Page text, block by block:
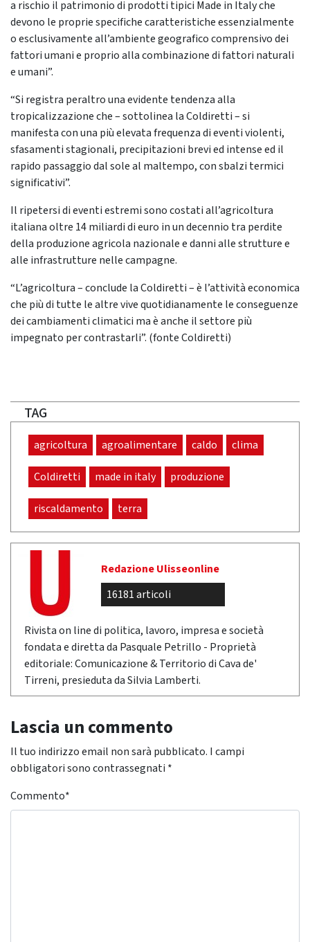
a rischio il patrimonio di prodotti tipici Made in Italy che
devono le proprie specifiche caratteristiche essenzialmente
o esclusivamente all’ambiente geografico comprensivo dei
fattori umani e proprio alla combinazione di fattori naturali
e umani”.
“Si registra peraltro una evidente tendenza alla
tropicalizzazione che – sottolinea la Coldiretti – si
manifesta con una più elevata frequenza di eventi violenti,
sfasamenti stagionali, precipitazioni brevi ed intense ed il
rapido passaggio dal sole al maltempo, con sbalzi termici
significativi”.
Il ripetersi di eventi estremi sono costati all’agricoltura
italiana oltre 14 miliardi di euro in un decennio tra perdite
della produzione agricola nazionale e danni alle strutture e
alle infrastrutture nelle campagne.
“L’agricoltura – conclude la Coldiretti – è l’attività economica
che più di tutte le altre vive quotidianamente le conseguenze
dei cambiamenti climatici ma è anche il settore più
impegnato per contrastarli”. (fonte Coldiretti)
TAG
agricoltura agroalimentare caldo clima
Coldiretti made in italy produzione
riscaldamento terra
Redazione Ulisseonline
16181 articoli
Rivista on line di politica, lavoro, impresa e società
fondata e diretta da Pasquale Petrillo - Proprietà
editoriale: Comunicazione & Territorio di Cava de'
Tirreni, presieduta da Silvia Lamberti.
Lascia un commento
Il tuo indirizzo email non sarà pubblicato. I campi
obbligatori sono contrassegnati *
Commento*